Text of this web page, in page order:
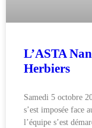
L’ASTA
Herbiers
Samedi 5 octobre
s’est imposée face
l’équipe s’est